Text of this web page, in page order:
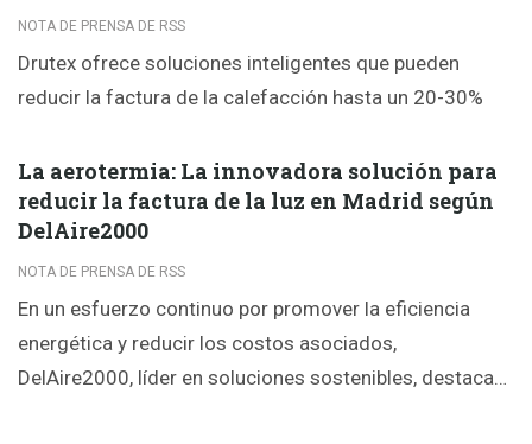
NOTA DE PRENSA DE RSS
Drutex ofrece soluciones inteligentes que pueden
reducir la factura de la calefacción hasta un 20-30%
La aerotermia: La innovadora solución para
reducir la factura de la luz en Madrid según
DelAire2000
NOTA DE PRENSA DE RSS
En un esfuerzo continuo por promover la eficiencia
energética y reducir los costos asociados,
DelAire2000, líder en soluciones sostenibles, destaca…